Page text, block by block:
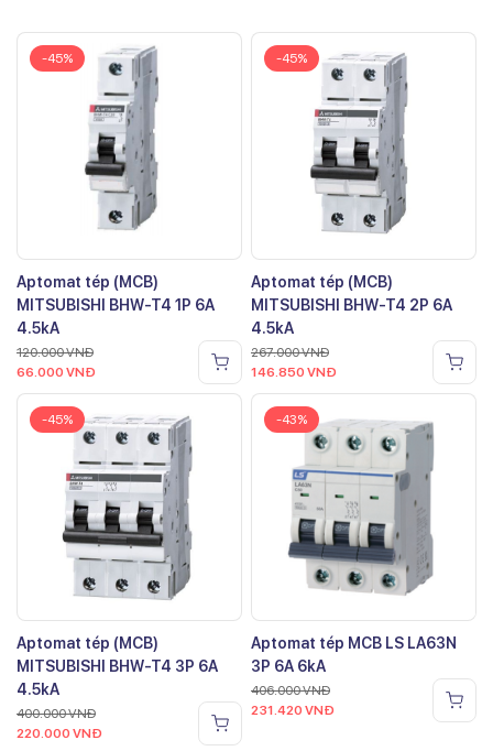
-45%
Aptomat tép (MCB)
MITSUBISHI BHW-T4 1P 6A
4.5kA
120.000VNĐ
66.000 VNĐ
-45%
Aptomat tép (MCB)
MITSUBISHI BHW-T4 2P 6A
4.5kA
267.000VNĐ
146.850 VNĐ
-45%
Aptomat tép (MCB)
MITSUBISHI BHW-T4 3P 6A
4.5kA
400.000VNĐ
220.000 VNĐ
-43%
Aptomat tép MCB LS LA63N
3P 6A 6kA
406.000VNĐ
231.420 VNĐ